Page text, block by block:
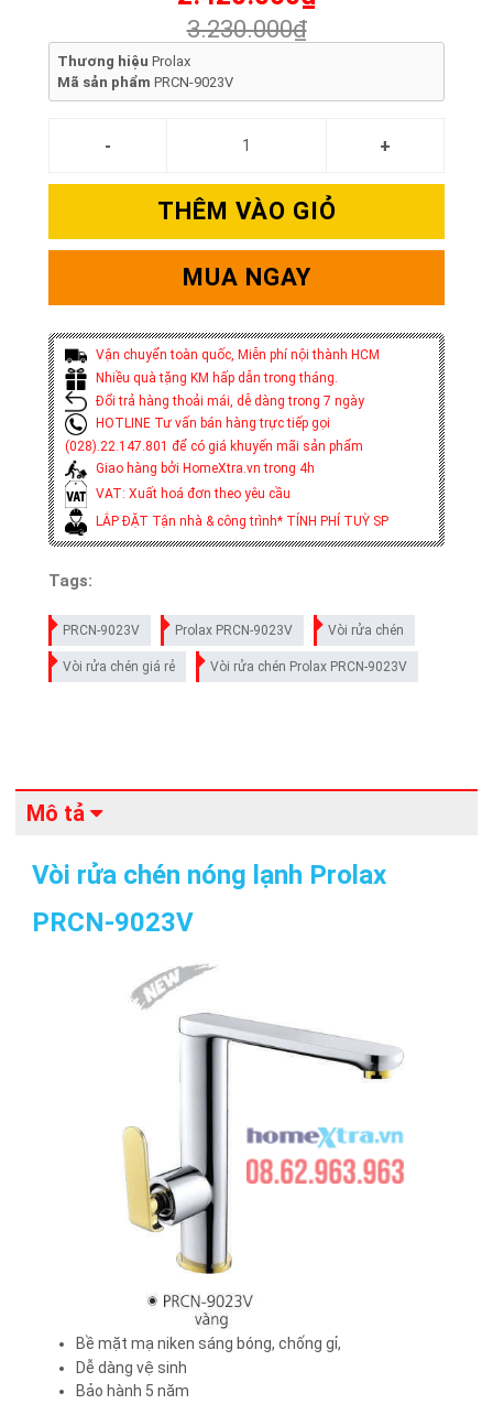
3.230.000₫
Thương hiệu Prolax
Mã sản phẩm PRCN-9023V
THÊM VÀO GIỎ
MUA NGAY
Vận chuyển toàn quốc, Miễn phí nội thành HCM
Nhiều quà tặng KM hấp dẫn trong tháng.
Đổi trả hàng thoải mái, dễ dàng trong 7 ngày
HOTLINE Tư vấn bán hàng trực tiếp gọi
(028).22.147.801 để có giá khuyến mãi sản phẩm
Giao hàng bởi HomeXtra.vn trong 4h
VAT: Xuất hoá đơn theo yêu cầu
LẮP ĐẶT Tận nhà & công trình* TÍNH PHÍ TUỲ SP
Tags:
PRCN-9023V Prolax PRCN-9023V Vòi rửa chén
Vòi rửa chén giá rẻ Vòi rửa chén Prolax PRCN-9023V
Mô tả
Vòi rửa chén nóng lạnh Prolax
PRCN-9023V
Bề mặt mạ niken sáng bóng, chống gỉ,
Dễ dàng vệ sinh
Bảo hành 5 năm